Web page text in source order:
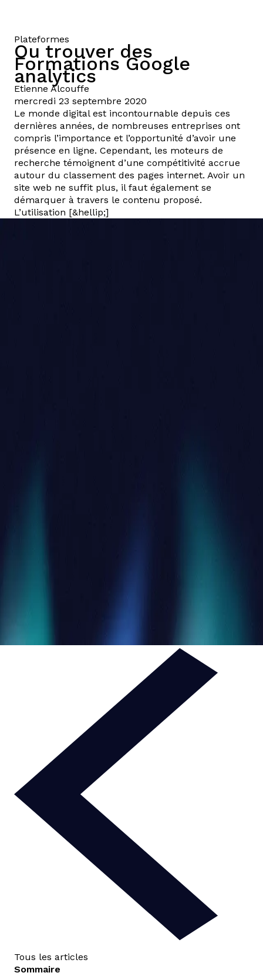
Plateformes
Ou trouver des
Formations Google
analytics
Etienne Alcouffe
mercredi 23 septembre 2020
Le monde digital est incontournable depuis ces
dernières années, de nombreuses entreprises ont
compris l’importance et l’opportunité d’avoir une
présence en ligne. Cependant, les moteurs de
recherche témoignent d’une compétitivité accrue
autour du classement des pages internet. Avoir un
site web ne suffit plus, il faut également se
démarquer à travers le contenu proposé.
L’utilisation [&hellip;]
Tous les articles
Sommaire